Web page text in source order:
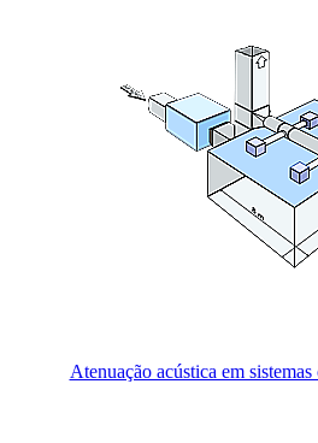
Atenuação acústica em